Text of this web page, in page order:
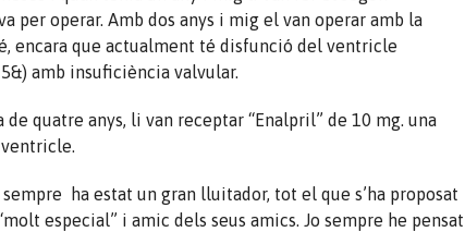
per operar. Amb dos anys i mig el van operar amb la
encara que actualment té disfunció del ventricle
amb insuficiència valvular.
quatre anys, li van receptar “Enalpril” de 10 mg. una
sempre ha estat un gran lluitador, tot el que s’ha proposat
especial” i amic dels seus amics. Jo sempre he pensat